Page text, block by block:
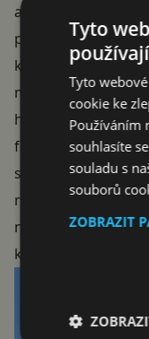
a nutno říci, že zde
práce. Na rozdíl
které se vyladění
mít na co stěžovat,
hlavním
foťák. Ve většině
snímky plné detailů
rozsahem. Jedinou
náznaky vyšší
kvalitní video, které
Tyto
Tyto
cookie ke
Používáním
souhlasíte
souladu s
souborů
ZOBRAZIT